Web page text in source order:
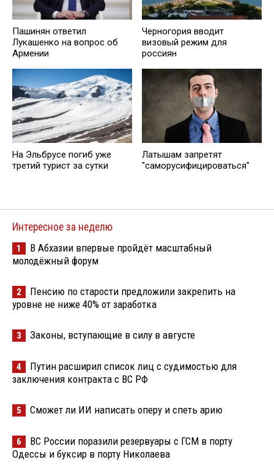
Пашинян ответил
Лукашенко на вопрос об
Армении
Черногория вводит
визовый режим для
россиян
На Эльбрусе погиб уже
третий турист за сутки
Латышам запретят
"саморусифицироваться"
Интересное за неделю
1
В Абхазии впервые пройдёт масштабный
молодёжный форум
2
Пенсию по старости предложили закрепить на
уровне не ниже 40% от заработка
3 Законы, вступающие в силу в августе
4
Путин расширил список лиц с судимостью для
заключения контракта с ВС РФ
5 Сможет ли ИИ написать оперу и спеть арию
6
ВС России поразили резервуары с ГСМ в порту
Одессы и буксир в порту Николаева